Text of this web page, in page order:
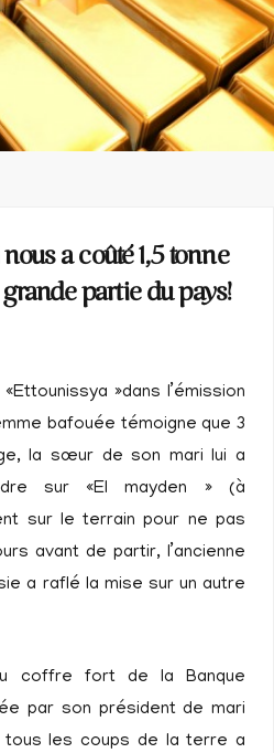
a coûté 1,5 tonne
partie du pays!
»dans l’émission
bafouée témoigne que 3
la sœur de son mari lui a
sur «El mayden » (à
sur le terrain pour ne pas
avant de partir, l’ancienne
a raflé la mise sur un autre
coffre fort de la Banque
par son président de mari
les coups de la terre a